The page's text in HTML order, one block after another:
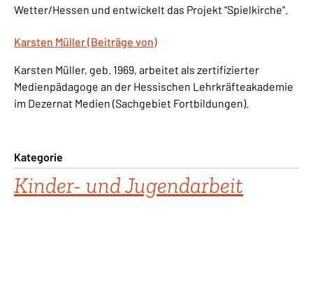
Wetter/Hessen und entwickelt das Projekt "Spielkirche".
Karsten Müller (Beiträge von)
Karsten Müller, geb. 1969, arbeitet als zertifizierter
Medienpädagoge an der Hessischen Lehrkräfteakademie
im Dezernat Medien (Sachgebiet Fortbildungen).
Kategorie
Kinder- und Jugendarbeit